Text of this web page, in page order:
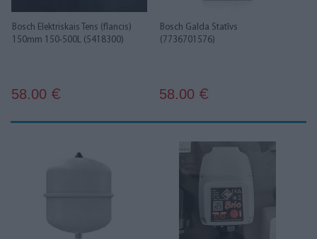
Bosch Elektriskais Tens (flancis)
150mm 150-500L (5418300)
58.00 €
Bosch Galda Statīvs
(7736701576)
58.00 €